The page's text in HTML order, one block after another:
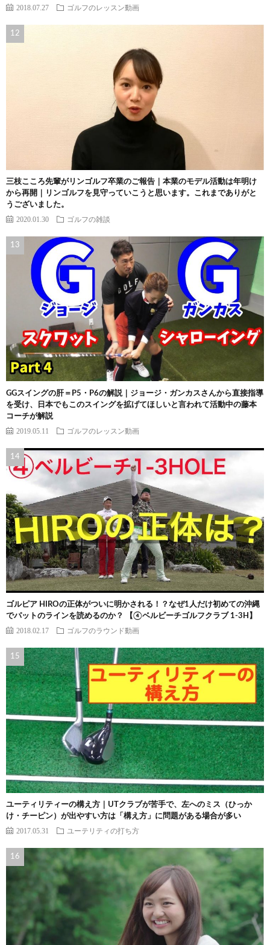
2018.07.27 ゴルフのレッスン動画
三枝こころ先輩がリンゴルフ卒業のご報告｜本業のモデル活動は年明け
から再開｜リンゴルフを見守っていこうと思います。これまでありがと
うございました。
2020.01.30 ゴルフの雑談
GGスイングの肝＝P5・P6の解説｜ジョージ・ガンカスさんから直接指導
を受け、日本でもこのスイングを拡げてほしいと言われて活動中の藤本
コーチが解説
2019.05.11 ゴルフのレッスン動画
ゴルピア HIROの正体がついに明かされる！？なぜ1人だけ初めての沖縄
でパットのラインを読めるのか？ 【④ベルビーチゴルフクラブ 1-3H】
2018.02.17 ゴルフのラウンド動画
ユーティリティーの構え方｜UTクラブが苦手で、左へのミス（ひっか
け・チーピン）が出やすい方は「構え方」に問題がある場合が多い
2017.05.31 ユーテリティの打ち方